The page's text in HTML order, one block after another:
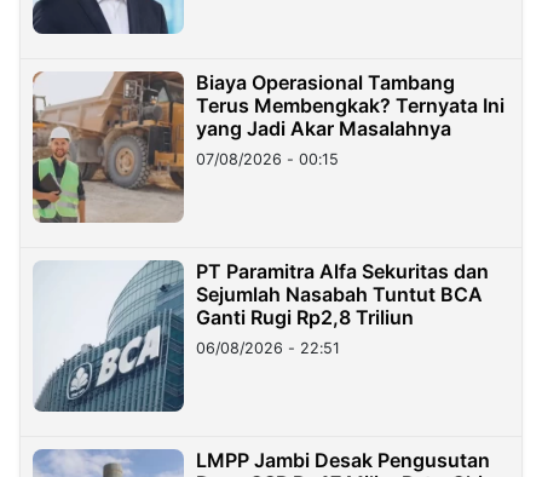
Biaya Operasional Tambang
Terus Membengkak? Ternyata Ini
yang Jadi Akar Masalahnya
07/08/2026 - 00:15
PT Paramitra Alfa Sekuritas dan
Sejumlah Nasabah Tuntut BCA
Ganti Rugi Rp2,8 Triliun
06/08/2026 - 22:51
LMPP Jambi Desak Pengusutan